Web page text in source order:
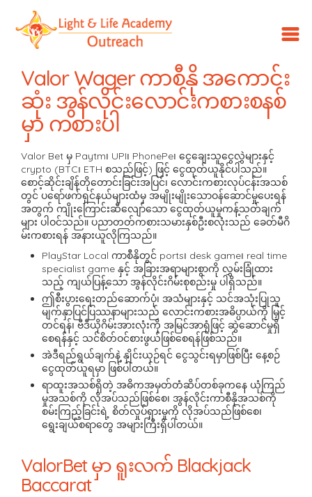
Outreach
Valor Wager ကာစီနို အကောင်း
ဆုံး အွန်လိုင်းလောင်းကစားစနစ်
မှာ ကစားပါ
Valor Bet မှ Paytm၊ UPI၊ PhonePe၊ ငွေချေးသူငွေလွှဲများနှင့်
crypto (BTC၊ ETH စသည်ဖြင့်) ဖြင့် ငွေထုတ်ယူနိုင်ပါသည်။
စောင့်ဆိုင်းချိန်တိုတောင်းခြင်းအပြင်၊ လောင်းကစားလုပ်ငန်းအသစ်
တွင် ပရော်ဖက်ရှင်နယ်များထံမှ အမျိုးမျိုးသောဝန်ဆောင်မှုပေးရန်
အတွက် ကျိုးကြောင်းဆီလျော်သော ငွေထုတ်ယူမှုကန့်သတ်ချက်
များ ပါဝင်သည်။ ပညာတတ်ကစားသမားနှစ်ဦးစလုံးသည် ခေတ်မီဂိ
မ်းကစားရန် အနားယူလိုကြသည်။
PlayStar Local ကာစီနိုတွင် ports၊ desk game၊ real time
specialist game နှင့် အခြားအရာများစွာကို လွှမ်းခြုံထား
သည့် ကျယ်ပြန့်သော အွန်လိုင်းဂိမ်းစုစည်းမှု ပါရှိသည်။
ဤစီးပွားရေးတည်ဆောက်ပုံ၊ အသံများနှင့် သင်အသုံးပြုသူ
မျက်နှာပြင်ပြဿနာများသည် လောင်းကစားအဓိပ္ပာယ်ကို မြှင့်
တင်ရန်၊ ဗီဒီယိုဂိမ်းအားလုံးကို အမြင်အာရုံဖြင့် ဆွဲဆောင်မှုရှိ
စေရန်နှင့် သင်စိတ်ဝင်စားဖွယ်ဖြစ်စေရန်ဖြစ်သည်။
အဲဒီရည်ရွယ်ချက်နဲ့ နှိုင်းယှဉ်ရင် ငွေသွင်းရမှာဖြစ်ပြီး နေ့စဉ်
ငွေထုတ်ယူရမှာ ဖြစ်ပါတယ်။
ရာထူးအသစ်ရှိတဲ့ အဓိကအမှတ်တံဆိပ်တစ်ခုကနေ ယုံကြည်
မှုအသစ်ကို လိုအပ်သည်ဖြစ်စေ၊ အွန်လိုင်းကာစီနိုအသစ်ကို
စမ်းကြည့်ခြင်းရဲ့ စိတ်လှုပ်ရှားမှုကို လိုအပ်သည်ဖြစ်စေ၊
ရွေးချယ်စရာတွေ အများကြီးရှိပါတယ်။
ValorBet မှာ ရူးလက် Blackjack
Baccarat